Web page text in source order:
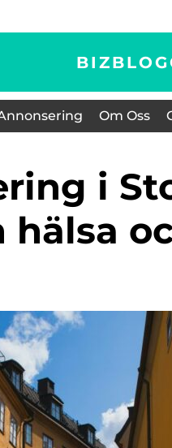
Om Oss
hälsa